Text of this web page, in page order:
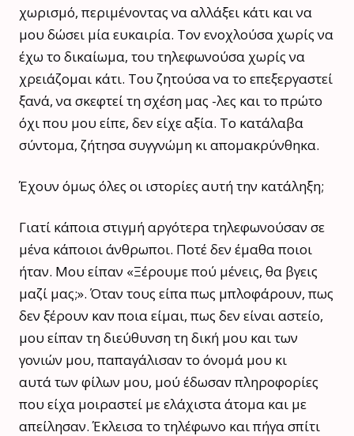
χωρισμό, περιμένοντας να αλλάξει κάτι και να
μου δώσει μία ευκαιρία. Τον ενοχλούσα χωρίς να
έχω το δικαίωμα, του τηλεφωνούσα χωρίς να
χρειάζομαι κάτι. Του ζητούσα να το επεξεργαστεί
ξανά, να σκεφτεί τη σχέση μας -λες και το πρώτο
όχι που μου είπε, δεν είχε αξία. Το κατάλαβα
σύντομα, ζήτησα συγγνώμη κι απομακρύνθηκα.
Έχουν όμως όλες οι ιστορίες αυτή την κατάληξη;
Γιατί κάποια στιγμή αργότερα τηλεφωνούσαν σε
μένα κάποιοι άνθρωποι. Ποτέ δεν έμαθα ποιοι
ήταν. Μου είπαν «Ξέρουμε πού μένεις, θα βγεις
μαζί μας;». Όταν τους είπα πως μπλοφάρουν, πως
δεν ξέρουν καν ποια είμαι, πως δεν είναι αστείο,
μου είπαν τη διεύθυνση τη δική μου και των
γονιών μου, παπαγάλισαν το όνομά μου κι
αυτά των φίλων μου, μού έδωσαν πληροφορίες
που είχα μοιραστεί με ελάχιστα άτομα και με
απείλησαν. Έκλεισα το τηλέφωνο και πήγα σπίτι